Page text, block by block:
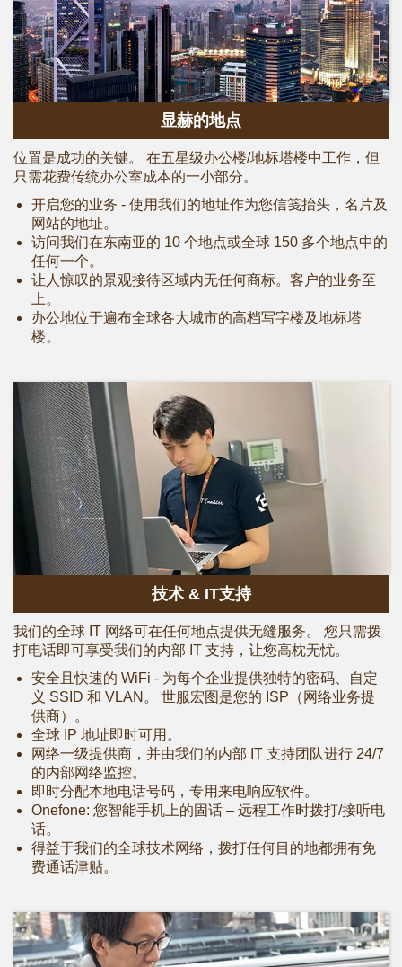
显赫的地点
位置是成功的关键。 在五星级办公楼/地标塔楼中工作，但
只需花费传统办公室成本的一小部分。
开启您的业务 - 使用我们的地址作为您信笺抬头，名片及
网站的地址。
访问我们在东南亚的 10 个地点或全球 150 多个地点中的
任何一个。
让人惊叹的景观接待区域内无任何商标。客户的业务至
上。
办公地位于遍布全球各大城市的高档写字楼及地标塔
楼。
技术 & IT支持
我们的全球 IT 网络可在任何地点提供无缝服务。 您只需拨
打电话即可享受我们的内部 IT 支持，让您高枕无忧。
安全且快速的 WiFi - 为每个企业提供独特的密码、自定
义 SSID 和 VLAN。 世服宏图是您的 ISP（网络业务提
供商）。
全球 IP 地址即时可用。
网络一级提供商，并由我们的内部 IT 支持团队进行 24/7
的内部网络监控。
即时分配本地电话号码，专用来电响应软件。
Onefone: 您智能手机上的固话 – 远程工作时拨打/接听电
话。
得益于我们的全球技术网络，拨打任何目的地都拥有免
费通话津贴。